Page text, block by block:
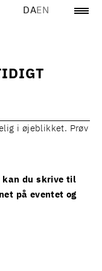
DAEN
i øjeblikket. Prøv
kan du skrive til
på eventet og